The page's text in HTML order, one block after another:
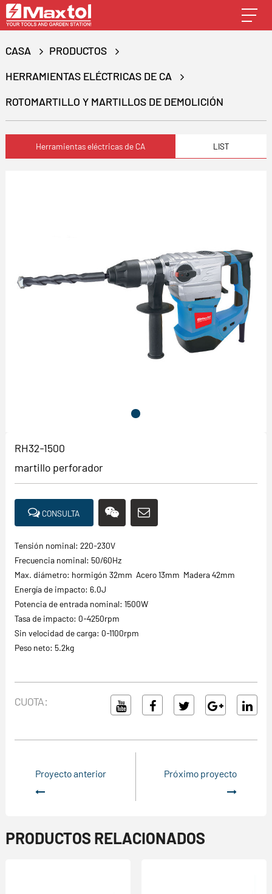
CASA
PRODUCTOS
HERRAMIENTAS ELÉCTRICAS DE CA
ROTOMARTILLO Y MARTILLOS DE DEMOLICIÓN
Herramientas eléctricas de CA LIST
RH32-1500
martillo perforador
CONSULTA
Tensión nominal: 220-230V
Frecuencia nominal: 50/60Hz
Max. diámetro: hormigón 32mm Acero 13mm Madera 42mm
Energía de impacto: 6.0J
Potencia de entrada nominal: 1500W
Tasa de impacto: 0-4250rpm
Sin velocidad de carga: 0-1100rpm
Peso neto: 5.2kg
CUOTA:
Proyecto anterior Próximo proyecto
PRODUCTOS RELACIONADOS